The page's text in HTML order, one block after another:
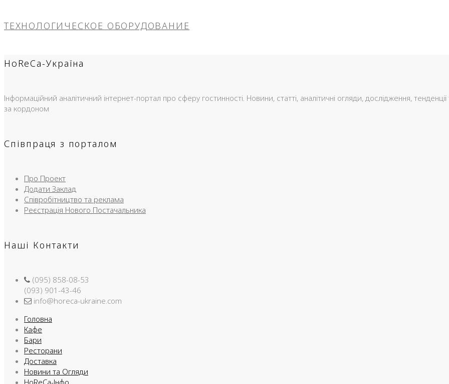
ТЕХНОЛОГИЧЕСКОЕ ОБОРУДОВАНИЕ
HoReCa-Україна
Інформаційний аналітичний інтернет-портал про сферу гостинності. Новини, статті, аналітичні огляди, дослідження,
за кордоном
Співпраця з порталом
Про Проект
Додати Заклад
Співробітництво та реклама
Реєстрація Нового Постачальника
Наші Контакти
(095) 858-08-53
(093) 901-43-46
info@horeca-ukraine.com
Головна
Кафе
Бари
Ресторани
Доставка
Новини та Огляди